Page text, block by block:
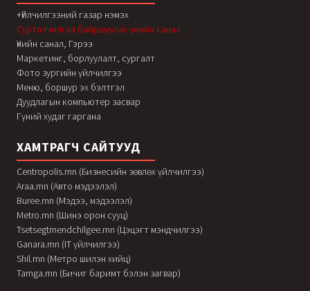
+Үйлчилгээний газар нэмэх
Сурталчилгаа байршуулах үнийн санал
Үнийн санал, Гэрээ
Маркетинг, борлуулалт, сургалт
Фото зургийн үйлчилгээ
Меню, боршур эх бэлтгэл
Дуудлагын компьютер засвар
Гүний худаг гаргана
ХАМТРАГЧ САЙТУУД
Centropolis.mn (Бизнесийн зөвлөх үйлчилгээ)
Araa.mn (Авто мэдээлэл)
Buree.mn (Мэдээ, мэдээлэл)
Metro.mn (Шинэ орон сууц)
Tsetsegtmendchilgee.mn (Цэцэгт мэндчилгээ)
Ganara.mn (IT үйлчилгээ)
Shil.mn (Метро шилэн хийц)
Tamga.mn (Бичиг баримт бэлэн загвар)